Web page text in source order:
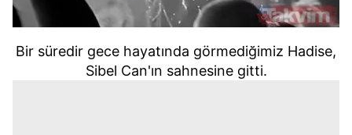
Bir süredir gece hayatında görmediğimiz Hadise,
Sibel Can'ın sahnesine gitti.